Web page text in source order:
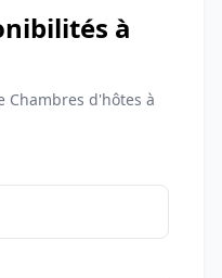
à
Chambres d'hôtes à